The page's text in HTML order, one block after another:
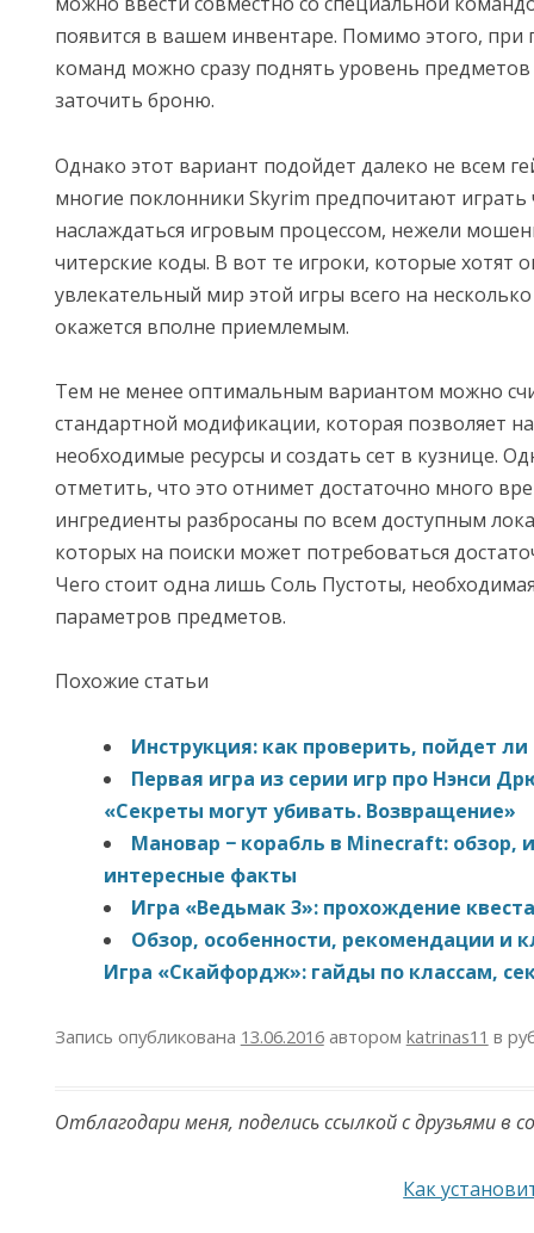
появится в вашем инвентаре. Помимо этого,
команд можно сразу поднять уровень
заточить броню.
Однако этот вариант подойдет далеко не всем
многие поклонники Skyrim предпочитают играть
наслаждаться игровым процессом, нежели
читерские коды. В вот те игроки, которые хотят
увлекательный мир этой игры всего на
окажется вполне приемлемым.
Тем не менее оптимальным вариантом можно
стандартной модификации, которая позволяет
необходимые ресурсы и создать сет в кузнице.
отметить, что это отнимет достаточно много
ингредиенты разбросаны по всем доступным
которых на поиски может потребоваться
Чего стоит одна лишь Соль Пустоты,
параметров предметов.
Похожие статьи
Инструкция: как проверить, пойдет
Первая игра из серии игр про Нэнси
«Секреты могут убивать. Возвращение»
Мановар − корабль в Minecraft: обзор,
интересные факты
Игра «Ведьмак 3»: прохождение
Обзор, особенности, рекомендации и
Игра «Скайфордж»: гайды по классам,
Запись опубликована 13.06.2016автором katrinas11 в
Отблагодари меня, поделись ссылкой с друзьями в
Как